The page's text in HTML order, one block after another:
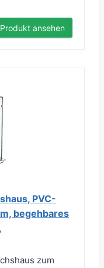
Produkt ansehen
PVC-
begehbares
zum